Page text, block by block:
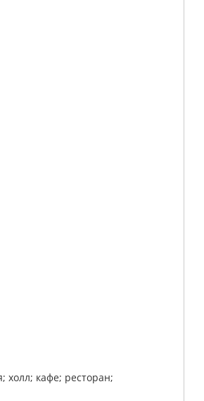
холл; кафе; ресторан;